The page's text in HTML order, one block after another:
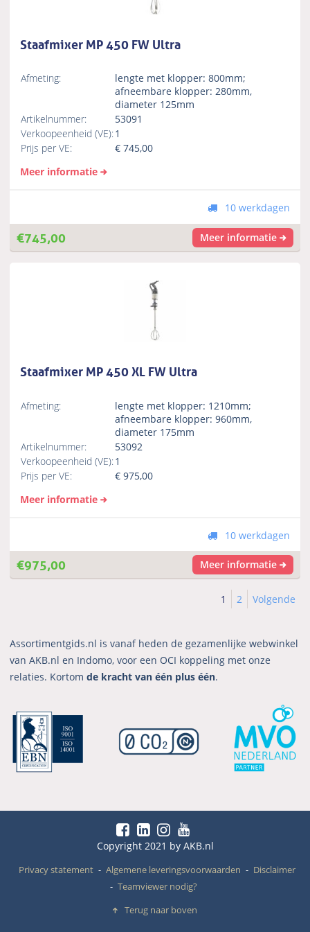
Staafmixer MP 450 FW Ultra
Afmeting:
lengte met klopper: 800mm;
afneembare klopper: 280mm,
diameter 125mm
Artikelnummer:
53091
Verkoopeenheid (VE):1
Prijs per VE:
€745,00
Meer informatie
10 werkdagen
€745,00 Meer informatie
Staafmixer MP 450 XL FW Ultra
Afmeting:
lengte met klopper: 1210mm;
afneembare klopper: 960mm,
diameter 175mm
Artikelnummer:
53092
Verkoopeenheid (VE):1
Prijs per VE:
€975,00
Meer informatie
10 werkdagen
€975,00 Meer informatie
1 2 Volgende
Assortimentgids.nl is vanaf heden de gezamenlijke webwinkel
van AKB.nl en Indomo, voor een OCI koppeling met onze
relaties. Kortomde kracht van één plus één.
Copyright 2021 by AKB.nl
Privacy statement Algemene leveringsvoorwaarden
Disclaimer
Teamviewer nodig?
Terug naar boven